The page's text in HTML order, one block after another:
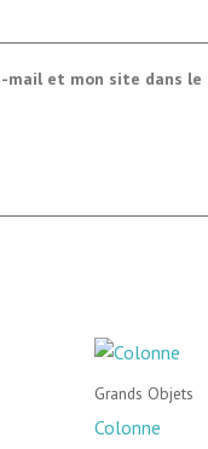
mail et mon site dans
Grands Objets
Colonne